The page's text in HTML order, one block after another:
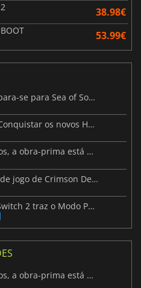
38.98€
53.99€
Hollow Knight: Silksong prepara-se para Sea of Sorrow com um patch
A Invasão dos Illuminados: Conquistar os novos Helldivers 2 Atualização!
GTA VI: Para além dos atrasos, a obra-prima está quase a chegar
Pearl Abyss revela imagens de jogo de Crimson Desert para a PS5
A atualização da Nintendo Switch 2 traz o Modo Portátil aos jogos mais antigos da Switch
GTA VI: Para além dos atrasos, a obra-prima está quase a chegar